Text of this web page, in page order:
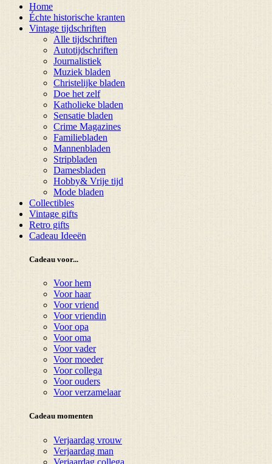
Home
Échte historische kranten
Vintage tijdschriften
Alle tijdschriften
Autotijdschriften
Journalistiek
Muziek bladen
Christelijke bladen
Doe het zelf
Katholieke bladen
Sensatie bladen
Crime Magazines
Familiebladen
Mannenbladen
Stripbladen
Damesbladen
Hobby& Vrije tijd
Mode bladen
Collectibles
Vintage gifts
Retro gifts
Cadeau Ideeën
Cadeau voor...
Voor hem
Voor haar
Voor vriend
Voor vriendin
Voor opa
Voor oma
Voor vader
Voor moeder
Voor collega
Voor ouders
Voor verzamelaar
Cadeau momenten
Verjaardag vrouw
Verjaardag man
Verjaardag collega